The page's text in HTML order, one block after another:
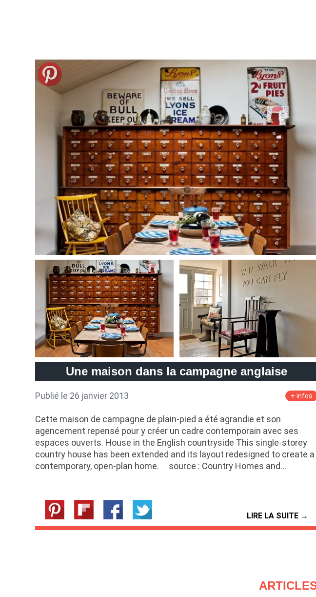
Une maison dans la campagne anglaise
Publié le 26 janvier 2013 + infos
Cette maison de campagne de plain-pied a été agrandie et son
agencement repensé pour y créer un cadre contemporain avec ses
espaces ouverts. House in the English countryside This single-storey
country house has been extended and its layout redesigned to create a
contemporary, open-plan home. source : Country Homes and…
LIRE LA SUITE →